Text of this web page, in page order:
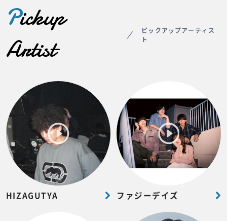
Pickup
Artist
ピックアップアーティス
ト
HIZAGUTYA ファジーデイズ